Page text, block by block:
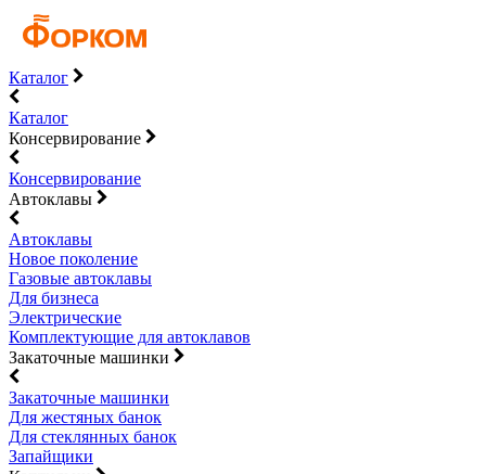
Каталог
Каталог
Консервирование
Консервирование
Автоклавы
Автоклавы
Новое поколение
Газовые автоклавы
Для бизнеса
Электрические
Комплектующие для автоклавов
Закаточные машинки
Закаточные машинки
Для жестяных банок
Для стеклянных банок
Запайщики